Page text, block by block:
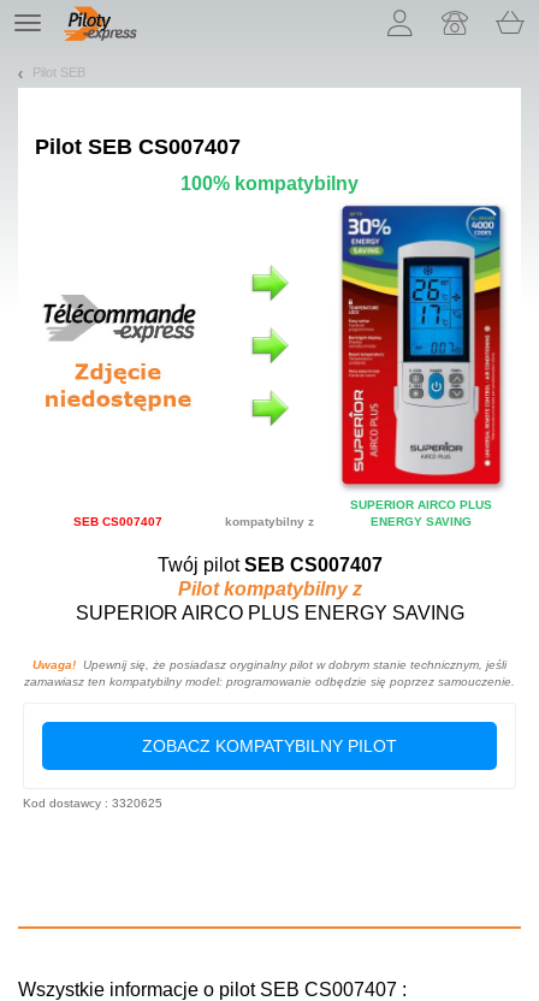
TE
navigation
Pilot SEB
Pilot SEB CS007407
100% kompatybilny
SEB CS007407 kompatybilny z
SUPERIOR AIRCO PLUS
ENERGY SAVING
Twój pilotSEB CS007407
Pilot kompatybilny z
SUPERIOR AIRCO PLUS ENERGY SAVING
Uwaga! Upewnij się, że posiadasz oryginalny pilot w dobrym stanie technicznym, jeśli
zamawiasz ten kompatybilny model: programowanie odbędzie się poprzez samouczenie.
ZOBACZ KOMPATYBILNY PILOT
Kod dostawcy : 3320625
Wszystkie informacje o pilot SEB CS007407 :
Pozwól, że przedstawimy nasze ciasteczka!